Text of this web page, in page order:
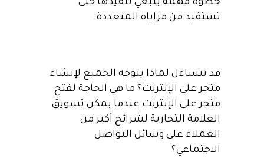
خطوة مهمة ينبغي تنفيذها حتى
تستفيد من مزاياه المتعددة.
قد تتساءل لماذا يتوجه الجميع لإنشاء
متجر على الإنترنت؟ ما هي الحاجة لفتح
متجر على الإنترنت عندما يمكن تسويق
العلامة التجارية لشرائح أكبر من
العملاء على وسائل التواصل
الاجتماعي؟